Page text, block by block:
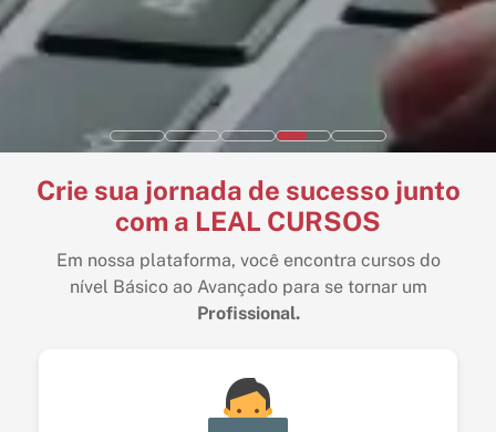
Crie sua jornada de sucesso junto
com a LEAL CURSOS
Em nossa plataforma, você encontra cursos do
nível Básico ao Avançado para se tornar um
Profissional.